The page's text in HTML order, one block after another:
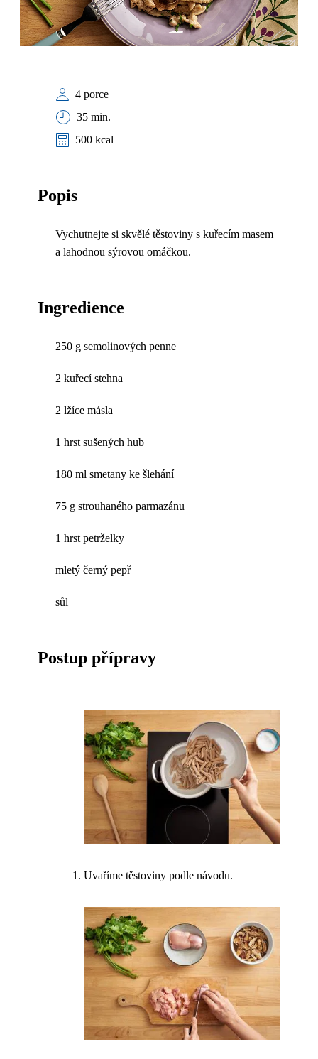
4 porce
35 min.
500 kcal
Popis
Vychutnejte si skvělé těstoviny s kuřecím masem
a lahodnou sýrovou omáčkou.
Ingredience
250 g semolinových penne
2 kuřecí stehna
2 lžíce másla
1 hrst sušených hub
180 ml smetany ke šlehání
75 g strouhaného parmazánu
1 hrst petrželky
mletý černý pepř
sůl
Postup přípravy
Uvaříme těstoviny podle návodu.